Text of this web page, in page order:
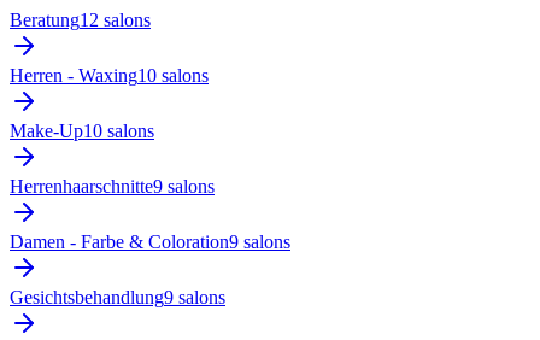
Beratung12 salons
Herren - Waxing10 salons
Make-Up10 salons
Herrenhaarschnitte9 salons
Damen - Farbe & Coloration9 salons
Gesichtsbehandlung9 salons